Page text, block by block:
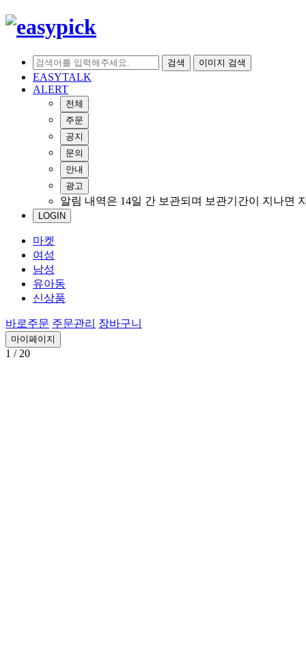
검색 이미지 검색
EASYTALK
ALERT
전체
주문
공지
문의
안내
광고
알림 내역은 14일 간 보관되며 보관기간이 지나면
LOGIN
마켓
여성
남성
유아동
신상품
바로주문 주문관리 장바구니
마이페이지
1 / 20